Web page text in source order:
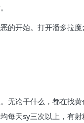
的开始。打开潘多拉
无论干什么，都在找
每天sy三次以上，有